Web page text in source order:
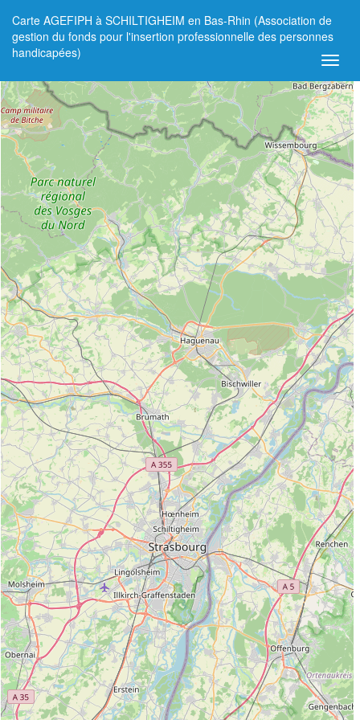
Carte AGEFIPH à SCHILTIGHEIM en Bas-Rhin (Association de
gestion du fonds pour l'insertion professionnelle des personnes
handicapées)
+
−